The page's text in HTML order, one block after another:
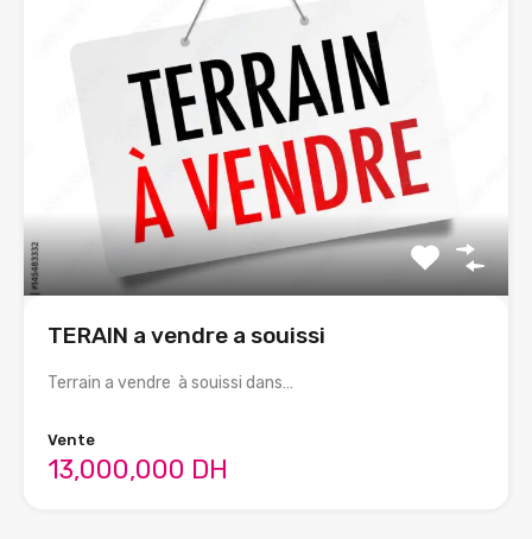
TERAIN a vendre a souissi
Terrain a vendre à souissi dans…
Vente
13,000,000 DH